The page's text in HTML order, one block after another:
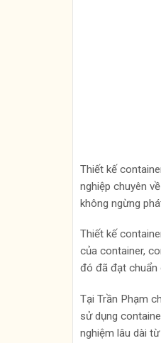
Thiết kế
nghiệp chuyên về
không ngừng
Thiết kế
của container,
đó đã đạt chuẩn
Tại Trần Phạm
sử dụng
nghiệm lâu dài